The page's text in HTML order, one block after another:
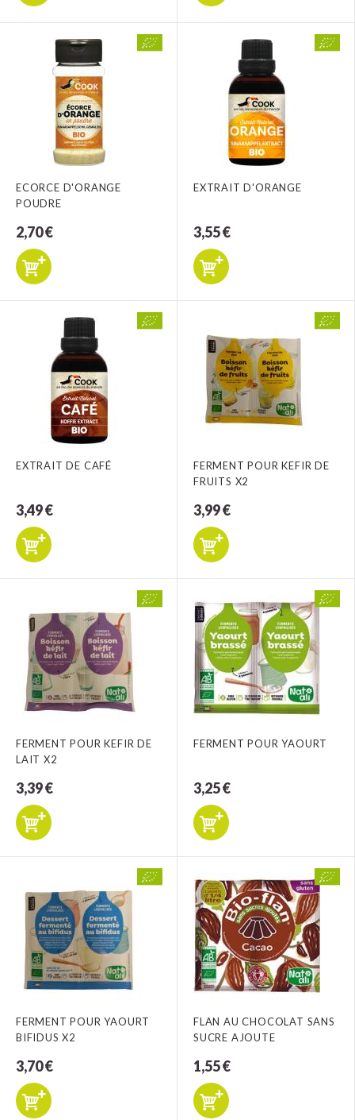
ECORCE D'ORANGE
POUDRE
2,70 €
EXTRAIT D'ORANGE
3,55 €
EXTRAIT DE CAFÉ
3,49 €
FERMENT POUR KEFIR DE
FRUITS X2
3,99 €
FERMENT POUR KEFIR DE
LAIT X2
3,39 €
FERMENT POUR YAOURT
3,25 €
FERMENT POUR YAOURT
BIFIDUS X2
3,70 €
FLAN AU CHOCOLAT SANS
SUCRE AJOUTE
1,55 €